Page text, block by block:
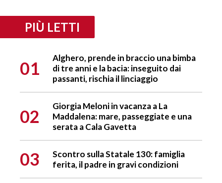
PIÙ LETTI
01
Alghero, prende in braccio una bimba
di tre anni e la bacia: inseguito dai
passanti, rischia il linciaggio
02
Giorgia Meloni in vacanza a La
Maddalena: mare, passeggiate e una
serata a Cala Gavetta
03
Scontro sulla Statale 130: famiglia
ferita, il padre in gravi condizioni